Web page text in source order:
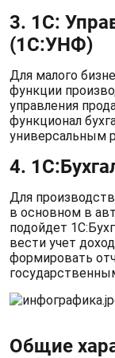
3. 1С:
(1С:УНФ)
Для малого
функции
управления
функционал
универсальным
4.
Для
в основном в
подойдет
вести учет
формировать
Общие